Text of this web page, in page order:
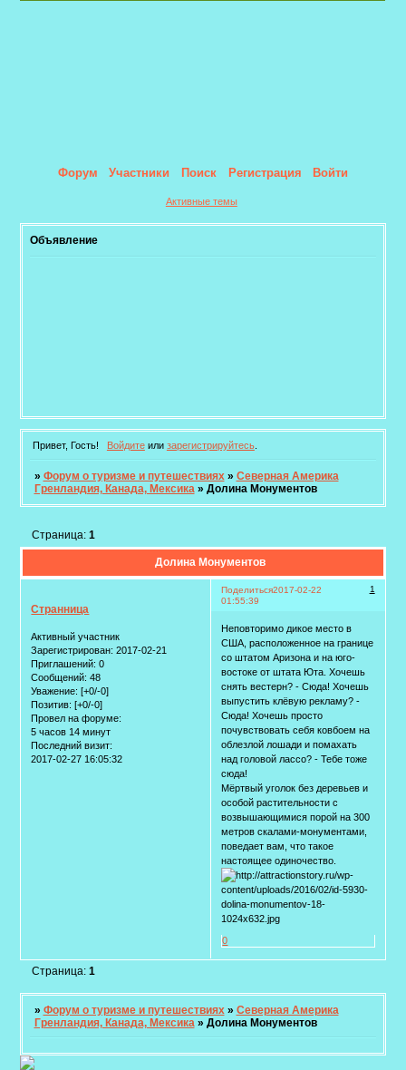
Форум Участники Поиск Регистрация Войти
Активные темы
Объявление
Привет, Гость! Войдитеили зарегистрируйтесь.
» Форум о туризме и путешествиях » Северная Америка
Гренландия, Канада, Мексика » Долина Монументов
Долина Монументов
Страница: 1
Поделиться 1
2017-02-22
01:55:39
Странница
Активный участник
Зарегистрирован: 2017-02-21
Приглашений: 0
Сообщений: 48
Уважение: [+0/-0]
Позитив: [+0/-0]
Провел на форуме:
5 часов 14 минут
Последний визит:
2017-02-27 16:05:32
Неповторимо дикое место в
США, расположенное на границе
со штатом Аризона и на юго-
востоке от штата Юта. Хочешь
снять вестерн? - Сюда! Хочешь
выпустить клёвую рекламу? -
Сюда! Хочешь просто
почувствовать себя ковбоем на
облезлой лошади и помахать
над головой лассо? - Тебе тоже
сюда!
Мёртвый уголок без деревьев и
особой растительности с
возвышающимися порой на 300
метров скалами-монументами,
поведает вам, что такое
настоящее одиночество.
0
Страница: 1
» Форум о туризме и путешествиях » Северная Америка
Гренландия, Канада, Мексика » Долина Монументов